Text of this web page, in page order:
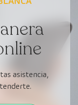
asistencia,